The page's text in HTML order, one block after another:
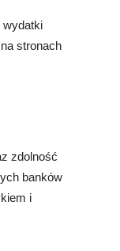
wydatki
stronach
zdolność
banków
i